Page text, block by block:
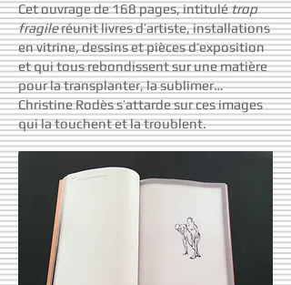
Cet ouvrage de 168 pages, intitulétrop
fragileréunit livres d’artiste, installations
en vitrine, dessins et pièces d’exposition
et qui tous rebondissent sur une matière
pour la transplanter, la sublimer…
Christine Rodès s’attarde sur ces images
qui la touchent et la troublent.